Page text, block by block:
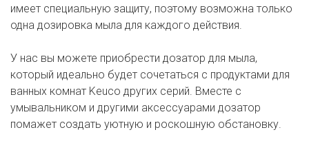
имеет специальную защиту, поэтому возможна только
одна дозировка мыла для каждого действия.
У нас вы можете приобрести дозатор для мыла,
который идеально будет сочетаться с продуктами для
ванных комнат Keuco других серий. Вместе с
умывальником и другими аксессуарами дозатор
помажет создать уютную и роскошную обстановку.